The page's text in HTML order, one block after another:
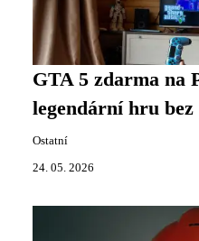
GTA 5 zdarma na
legendární hru
Ostatní
24. 05. 2026